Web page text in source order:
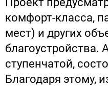
комфорт-класса,
мест) и других
благоустройства.
ступенчатой,
Благодаря этому,